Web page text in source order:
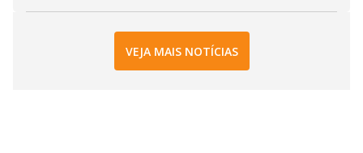
VEJA MAIS NOTÍCIAS